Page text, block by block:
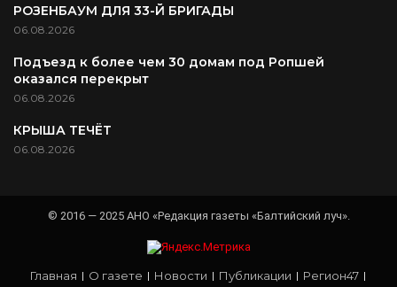
РОЗЕНБАУМ ДЛЯ 33-Й БРИГАДЫ
06.08.2026
Подъезд к более чем 30 домам под Ропшей
оказался перекрыт
06.08.2026
КРЫША ТЕЧЁТ
06.08.2026
© 2016 — 2025 АНО «Редакция газеты «Балтийский луч».
Главная О газете Новости Публикации Регион47